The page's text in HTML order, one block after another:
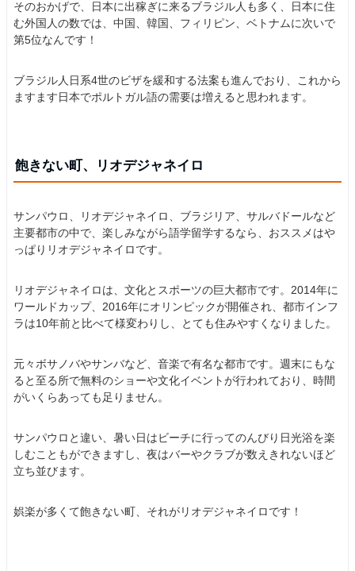
そのおかげで、日本に出稼ぎに来るブラジル人も多く、日本に住
む外国人の数では、中国、韓国、フィリピン、ベトナムに次いで
第5位なんです！
ブラジル人日系4世のビザを緩和する法案も進んでおり、これから
ますます日本でポルトガル語の需要は増えると思われます。
飽きない町、リオデジャネイロ
サンパウロ、リオデジャネイロ、ブラジリア、サルバドールなど
主要都市の中で、楽しみながら語学留学するなら、おススメはや
っぱりリオデジャネイロです。
リオデジャネイロは、文化とスポーツの巨大都市です。2014年に
ワールドカップ、2016年にオリンピックが開催され、都市インフ
ラは10年前と比べて様変わりし、とても住みやすくなりました。
元々ボサノバやサンバなど、音楽で有名な都市です。週末にもな
ると至る所で無料のショーや文化イベントが行われており、時間
がいくらあっても足りません。
サンパウロと違い、暑い日はビーチに行ってのんびり日光浴を楽
しむこともができますし、夜はバーやクラブが数えきれないほど
立ち並びます。
娯楽が多くて飽きない町、それがリオデジャネイロです！